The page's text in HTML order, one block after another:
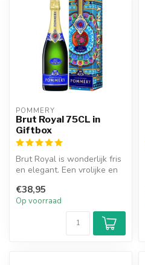
POMMERY
Brut Royal 75CL in
Giftbox
Brut Royal is wonderlijk fris
en elegant. Een vrolijke en
€38,95
Op voorraad